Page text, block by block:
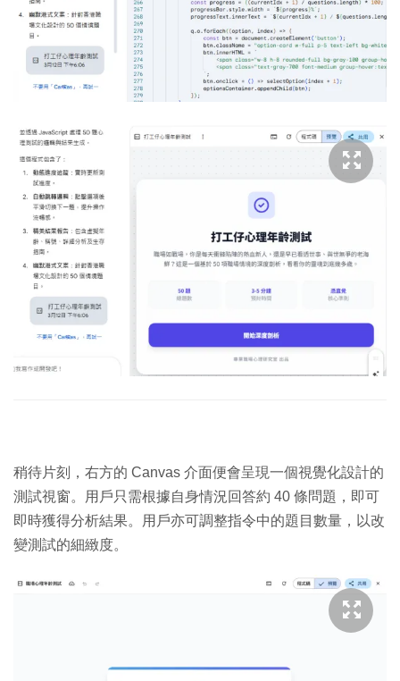
稍待片刻，右方的 Canvas 介面便會呈現一個視覺化設計的
測試視窗。用戶只需根據自身情況回答約 40 條問題，即可
即時獲得分析結果。用戶亦可調整指令中的題目數量，以改
變測試的細緻度。